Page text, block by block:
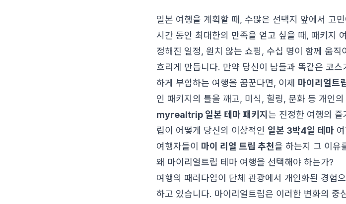
일본 여행을 계획할 때, 수많은 선택지 앞에서 고
시간 동안 최대한의 만족을 얻고 싶을 때, 패키지
정해진 일정, 원치 않는 쇼핑, 수십 명이 함께 움
흐리게 만듭니다. 만약 당신이 남들과 똑같은 코
하게 부합하는 여행을 꿈꾼다면, 이제 마이리얼트
인 패키지의 틀을 깨고, 미식, 힐링, 문화 등 개인
myrealtrip 일본 테마 패키지 는 진정한 여행의
립이 어떻게 당신의 이상적인 일본 3박4일 테마
여행자들이 마이 리얼 트립 추천을 하는지 그 이유
왜 마이리얼트립 테마 여행을 선택해야 하는가?
여행의 패러다임이 단체 관광에서 개인화된 경험
하고 있습니다. 마이리얼트립은 이러한 변화의 중